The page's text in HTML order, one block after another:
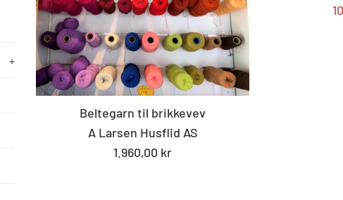
+
Beltegarn til brikkevev
A Larsen Husflid AS
Standard
1.960,00 kr